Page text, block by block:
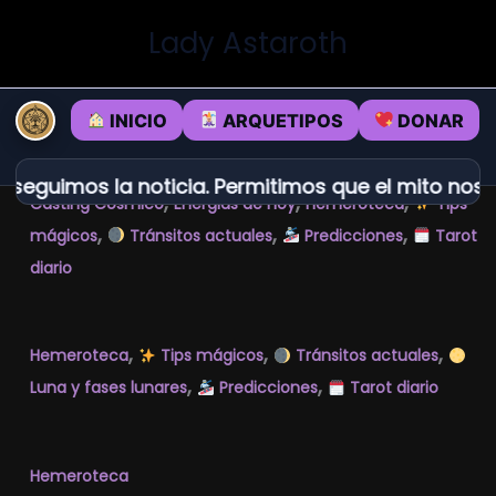
Lady Astaroth
INICIO ARQUETIPOS DONAR
la noticia. Permitimos que el mito nos
Casting Cósmico,Energias de hoy,Hemeroteca,
Tips
mágicos, Tránsitos actuales, Predicciones,
Tarot
diario
Hemeroteca, Tips mágicos, Tránsitos actuales,
Luna y fases lunares, Predicciones, Tarot diario
Hemeroteca